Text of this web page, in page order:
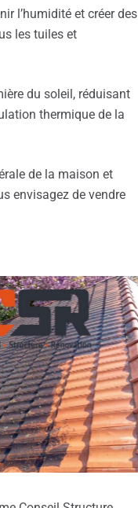
l’humidité et créer des
les tuiles et
du soleil, réduisant
thermique de la
de la maison et
envisagez de vendre